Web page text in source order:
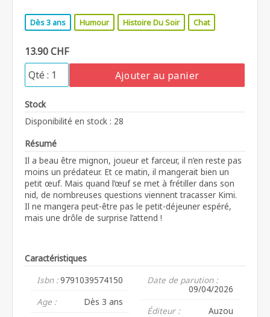
Dès 3 ans Humour Histoire Du Soir Chat
13.90 CHF
Ajouter au panier
Stock
Disponibilité en stock : 28
Résumé
Il a beau être mignon, joueur et farceur, il n’en reste pas
moins un prédateur. Et ce matin, il mangerait bien un
petit œuf. Mais quand l’œuf se met à frétiller dans son
nid, de nombreuses questions viennent tracasser Kimi.
Il ne mangera peut-être pas le petit-déjeuner espéré,
mais une drôle de surprise l’attend !
Caractéristiques
Isbn :9791039574150
Age :
Dès 3 ans
Date de parution :
09/04/2026
Éditeur :
Auzou